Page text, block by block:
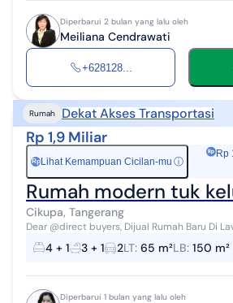
Diperbarui 2 bulan yang lalu oleh
Meiliana Cendrawati
+628128...
Rumah Dekat Akses Transportasi
Rp 1,9 Miliar
Rp Lihat Kemampuan Cicilan-mu ⓘ
Rp
Rumah modern tuk
Cikupa, Tangerang
Dear @direct buyers, Dijual Rumah Baru Di Lavon 2 Swan City
Cluster Montana Cikupa Tangerang Akses mudah, berjarak ±1km
dari exit tol Cikupa L...
4 + 1 3 + 1 2LT: 65 m²LB: 150 m²
Diperbarui 1 bulan yang lalu oleh